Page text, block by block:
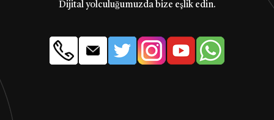
Dijital yolculuğumuzda bize eşlik edin.